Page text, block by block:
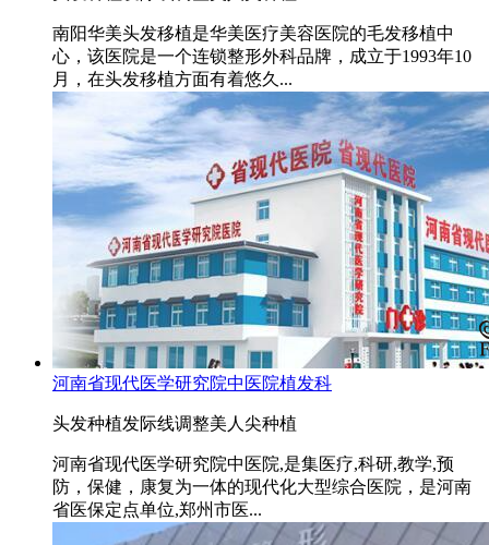
南阳华美头发移植是华美医疗美容医院的毛发移植中
心，该医院是一个连锁整形外科品牌，成立于1993年10
月，在头发移植方面有着悠久...
河南省现代医学研究院中医院植发科
头发种植发际线调整美人尖种植
河南省现代医学研究院中医院,是集医疗,科研,教学,预
防，保健，康复为一体的现代化大型综合医院，是河南
省医保定点单位,郑州市医...